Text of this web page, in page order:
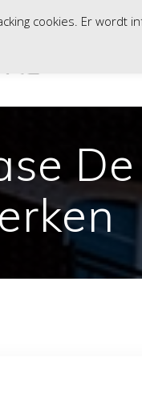
/ Tinstraat 103, 2984AN,
cookies. Er